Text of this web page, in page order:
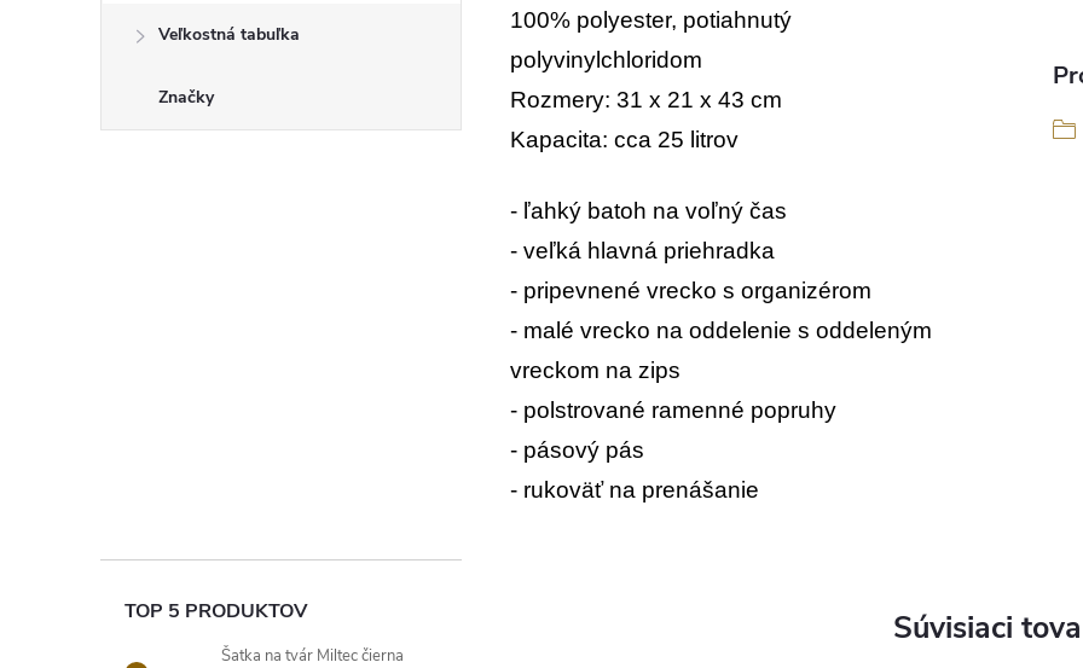
Veľkostná tabuľka
Značky
TOP 5 PRODUKTOV
Šatka na tvár Miltec čierna
100% polyester, potiahnutý
polyvinylchloridom
Rozmery: 31 x 21 x 43 cm
Kapacita: cca 25 litrov
- ľahký batoh na voľný čas
- veľká hlavná priehradka
- pripevnené vrecko s organizérom
- malé vrecko na oddelenie s oddeleným
vreckom na zips
- polstrované ramenné popruhy
- pásový pás
- rukoväť na prenášanie
Súvisiaci